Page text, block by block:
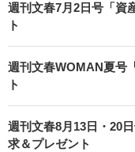
週刊文春7月2日号「資
ト
週刊文春WOMAN夏号
ト
週刊文春8月13日・20
求＆プレゼント